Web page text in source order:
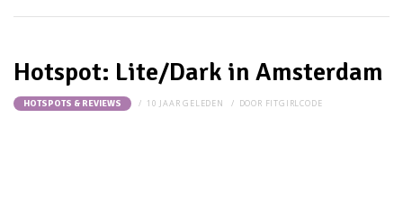
Hotspot: Lite/Dark in Amsterdam
HOTSPOTS & REVIEWS 10 JAAR GELEDEN DOOR FITGIRLCODE